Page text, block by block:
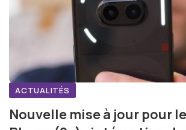
ACTUALITÉS
Nouvelle mise à jour pour